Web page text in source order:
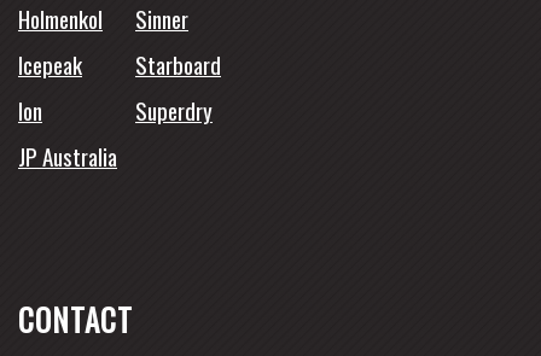
Holmenkol
Sinner
Icepeak
Starboard
Ion
Superdry
JP Australia
CONTACT